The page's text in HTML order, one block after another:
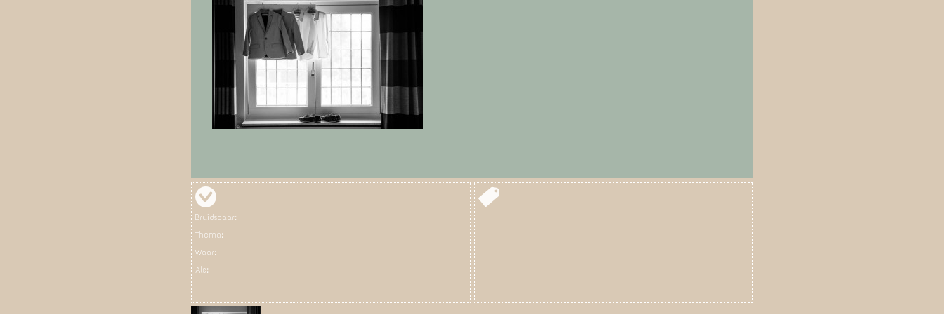
Bruidspaar:
Thema:
Waar:
Als: